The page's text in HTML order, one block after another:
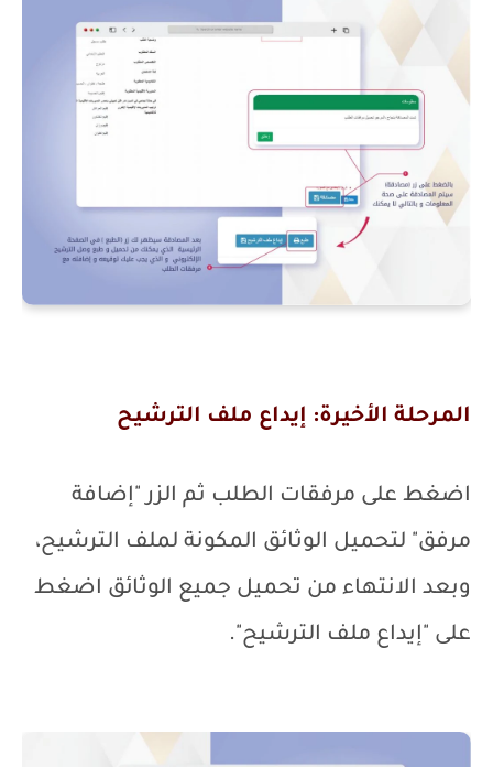
المرحلة الأخيرة: إيداع ملف الترشيح
اضغط على مرفقات الطلب ثم الزر "إضافة
مرفق" لتحميل الوثائق المكونة لملف الترشيح،
وبعد الانتهاء من تحميل جميع الوثائق اضغط
على "إيداع ملف الترشيح".